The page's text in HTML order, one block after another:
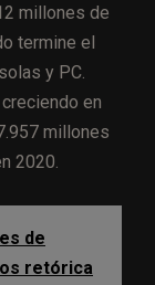
millones de
termine el
y PC.
en
millones
2020.
de
retórica